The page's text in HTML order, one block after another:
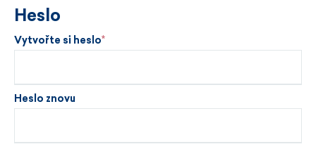
Heslo
Vytvořte si heslo
Heslo znovu